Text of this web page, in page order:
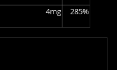
4mg 285%